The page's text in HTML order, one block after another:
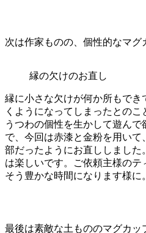
次は作家ものの、個性的なマグ
縁の欠けのお直し
縁に小さな欠けが何か所もで
くようになってしまったとのこ
うつわの個性を生かして遊ん
で、今回は赤漆と金粉を用い
部だったようにお直ししまし
は楽しいです。ご依頼主様の
そう豊かな時間になります様に。
最後は素敵な土もののマグカッ